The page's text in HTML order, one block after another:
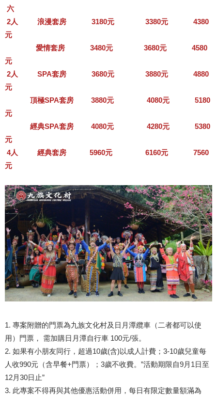
六
2人 浪漫套房 3180元 3380元 4380
元
愛情套房 3480元 3680元 4580
元
2人 SPA套房 3680元 3880元 4880
元
頂極SPA套房 3880元 4080元 5180
元
經典SPA套房 4080元 4280元 5380
元
4人 經典套房 5960元 6160元 7560
元
1. 專案附贈的門票為九族文化村及日月潭纜車（二者都可以使
用）門票， 需加購日月潭自行車 100元/張。
2. 如果有小朋友同行，超過10歲(含)以成人計費；3-10歲兒童每
人收990元（含早餐+門票）；3歲不收費。”活動期限自9月1日至
12月30日止”
3. 此專案不得再與其他優惠活動併用，每日有限定數量額滿為